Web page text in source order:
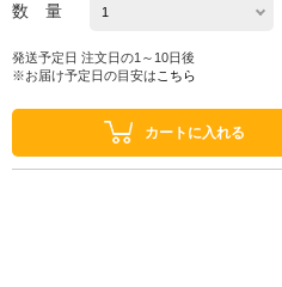
数 量
発送予定日 注文日の1～10日後
※お届け予定日の目安は こちら
カートに入れる